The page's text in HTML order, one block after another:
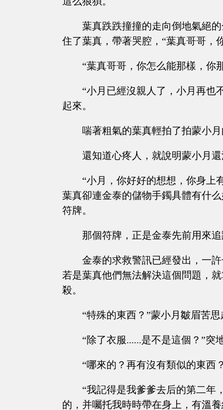
葉真跌跌撞撞的走向倒地氣絕
住了葉真，帶著哭腔，“葉真哥哥，
“葉真哥哥，你怎么能那樣，你
“小月已經沒親人了，小月再也
起來。
喘著粗氣的葉真輕拍了拍蒙小
還知道心疼人，就說明蒙小月
“小月，你好好的想想，你身上
葉真卻連金泰的儲物手鐲具體有什
符牌。
那個符牌，正是金泰先前用來
金泰的求救警訊已經發出，一
若是葉真他們無法解決這個問題，
殺。
“特殊的東西？”蒙小月皺眉苦
“除了衣服......是不是這個？”
“哪來的？再有沒有類似的東西
“我記得是我爹爹去后的第二年
的，并囑托我時時帶在身上，有溫